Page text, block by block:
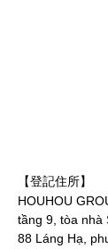
【登記住所】
HOUHOU
tầng 9, tòa nhà
88 Láng Hạ,